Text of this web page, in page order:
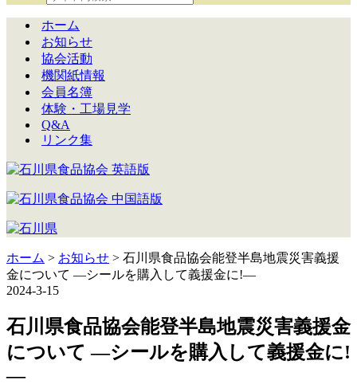
ホーム
お知らせ
協会活動
機関紙情報
会員名簿
体験・工場見学
Q&A
リンク集
ホーム > お知らせ > 石川県食品協会能登半島地震災害義援
金について ―シールを購入して義援金に!―
2024-3-15
石川県食品協会能登半島地震災害義援金
について ―シールを購入して義援金に!
―